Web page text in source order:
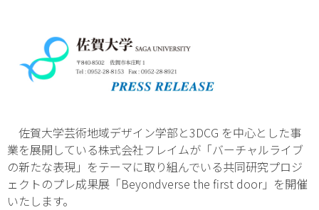
佐賀大学芸術地域デザイン学部と3DCG を中心とした事
業を展開している株式会社フレイムが「バーチャルライブ
の新たな表現」をテーマに取り組んでいる共同研究プロジ
ェクトのプレ成果展「Beyondverse the first door」を開催
いたします。